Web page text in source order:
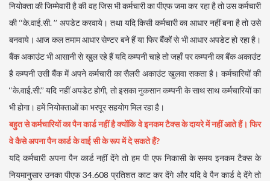
नियोक्ता की जिम्मेवारी है की वह जिस भी कर्मचारी का पीएफ जमा कर रहा है तो उस कर्मचारी
की ‘‘के.वाई.सी. ’’ अपडेट करवाये। तथा यदि किसी कर्मचारी का आधार नहीं बना है तो उसे
बनवाये। आज कल तमाम आधार सेण्टर बने हैं या फिर बैंकों से भी आधार अपडेट हो रहा है।
बैंक अकाउंट भी आसानी से खुल रहे हैं यदि कम्पनी चाहे तो जहाँ पर कम्पनी का बैंक अकाउंट
है कम्पनी उसी बैंक में अपने कर्मचारी का सैलरी अकाउंट खुलवा सकता है। कर्मचारियों की
‘‘के.वाई.सी.’’ यदि नहीं अपडेट होगी, तो इसका नुकसान कम्पनी के साथ साथ कर्मचारियों का
भी होगा। हमें नियोक्ताओं का भरपूर सहयोग मिल रहा है।
बहुत से कर्मचारियों का पैन कार्ड नहीं है क्योंकि वे इनकम टैक्स के दायरे में नहीं आते हैं। फिर
वे कैसे अपना पैन कार्ड के वाई सी के रूप में दे सकते हैं?
यदि कर्मचारी अपना पैन कार्ड नहीं देंगे तो हम पी एफ निकासी के समय इनकम टैक्स के
नियमानुसार उनका पीएफ 34.608 प्रतिशत काट कर देंगे और यदि वे पैन कार्ड दे देंगे तो